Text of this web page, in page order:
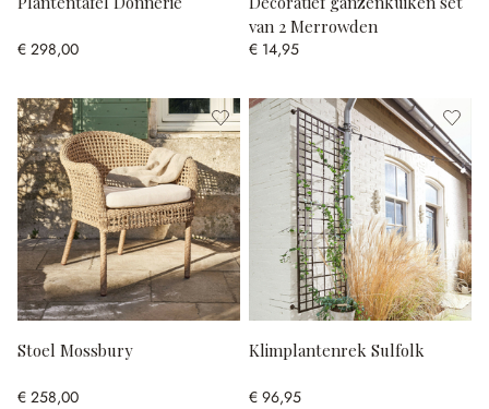
€ 298,00
van 2 Merrowden
€ 14,95
Stoel Mossbury
€ 258,00
Klimplantenrek Sulfolk
€ 96,95